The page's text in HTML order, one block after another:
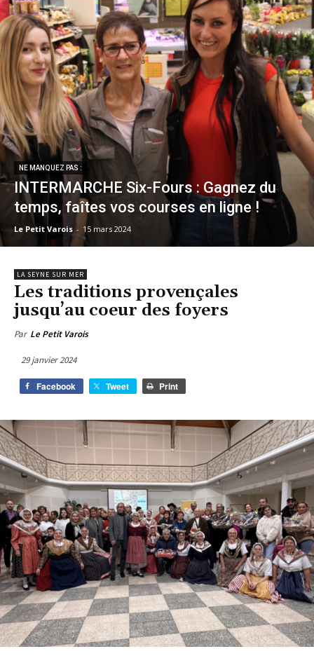
NE MANQUEZ PAS :
INTERMARCHE Six-Fours : Gagnez du
temps, faîtes vos courses en ligne !
Le Petit Varois - 15 mars 2024
LA SEYNE SUR MER
Les traditions provençales
jusqu’au coeur des foyers
Par Le Petit Varois
29 janvier 2024
Facebook Tweet Print